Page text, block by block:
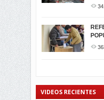
VIDEOS RECIENTES